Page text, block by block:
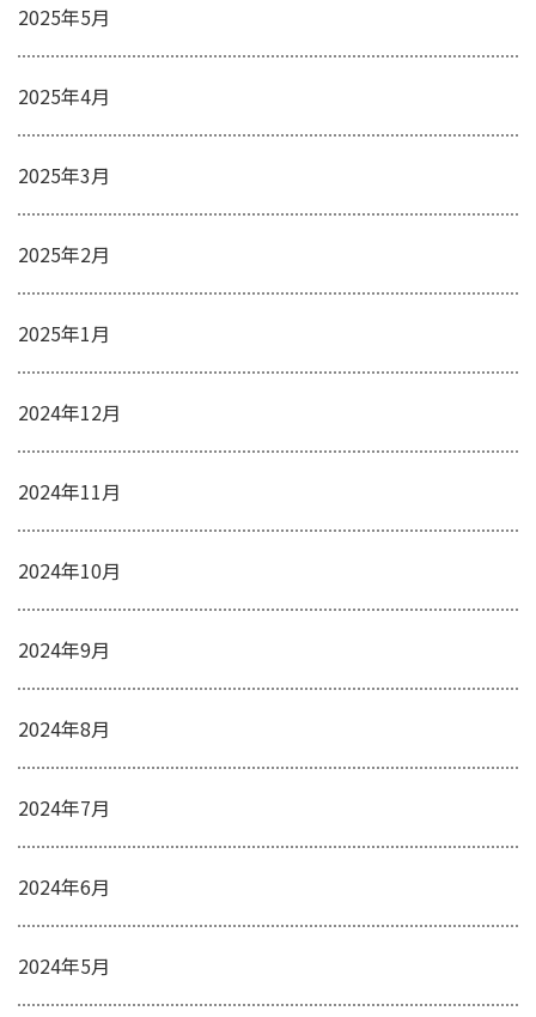
2025年5月
2025年4月
2025年3月
2025年2月
2025年1月
2024年12月
2024年11月
2024年10月
2024年9月
2024年8月
2024年7月
2024年6月
2024年5月